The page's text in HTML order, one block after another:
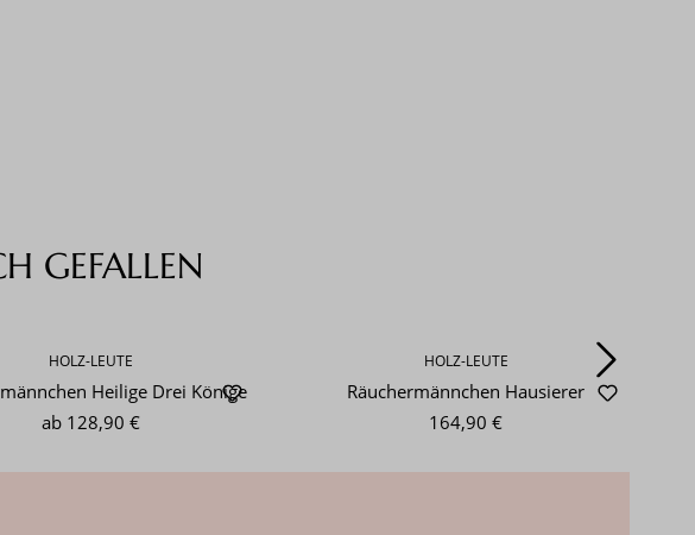
GEFALLEN
HOLZ-LEUTE
Heilige Drei Könige
ab 128,90 €
HOLZ-LEUTE
Räuchermännchen Hausierer
164,90 €